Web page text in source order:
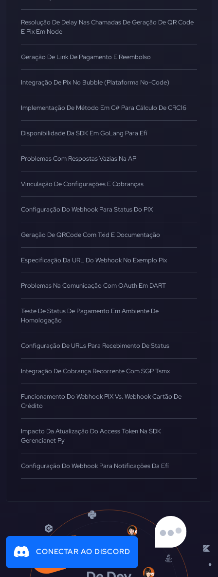
Resolução De Delay Nas Chamadas De Geração De QR Code
E Pix Em Node
Geração De Link De Pagamento E Reembolso
Integração De Pix No Bubble (Plataforma No-Code)
Implementação De Método Em C# Para Cálculo De CRC16
Disponibilidade Da SDK Em GoLang Para Efí
Problemas Com Respostas Vazias Na API
Vinculação De Configurações E Cobranças
Configuração Do Webhook Para Status Do PIX
Geração De QRCode Com Txid E Documentação
Especificação Da URL Do Webhook No Exemplo Pix
Problemas Na Comunicação Com OAuth Em DART
Teste De Status De Pagamento Em Ambiente De
Homologação
Configuração De URLs Para Recebimento De Status
Integração De Cobrança Recorrente Com SGP Tsmx
Funcionamento Do Webhook PIX Vs. Webhook Cartão De
Crédito
Impacto Da Atualização Do Access Token Na SDK
Gerencianet Py
Configuração Do Webhook Para Notificações Da Efí
CONECTAR AO DISCORD